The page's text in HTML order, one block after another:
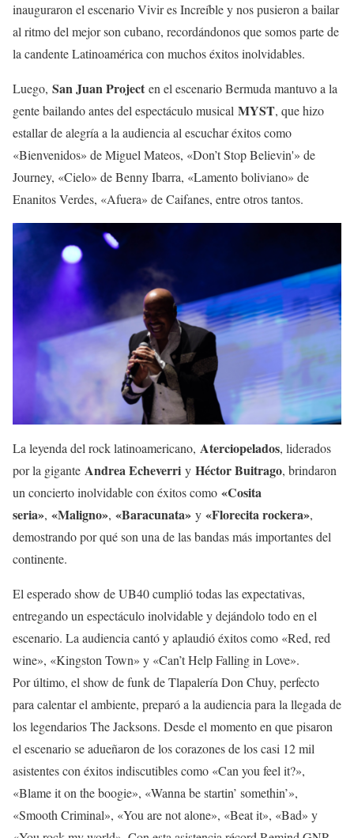
inauguraron el escenario Vivir es Increíble y nos pusieron a bailar
al ritmo del mejor son cubano, recordándonos que somos parte de
la candente Latinoamérica con muchos éxitos inolvidables.
Luego, San Juan Project en el escenario Bermuda mantuvo a la
gente bailando antes del espectáculo musical MYST, que hizo
estallar de alegría a la audiencia al escuchar éxitos como
«Bienvenidos» de Miguel Mateos, «Don’t Stop Believin'» de
Journey, «Cielo» de Benny Ibarra, «Lamento boliviano» de
Enanitos Verdes, «Afuera» de Caifanes, entre otros tantos.
La leyenda del rock latinoamericano, Aterciopelados, liderados
por la gigante Andrea Echeverri y Héctor Buitrago, brindaron
un concierto inolvidable con éxitos como «Cosita
seria», «Maligno», «Baracunata» y «Florecita rockera»,
demostrando por qué son una de las bandas más importantes del
continente.
El esperado show de UB40 cumplió todas las expectativas,
entregando un espectáculo inolvidable y dejándolo todo en el
escenario. La audiencia cantó y aplaudió éxitos como «Red, red
wine», «Kingston Town» y «Can’t Help Falling in Love».
Por último, el show de funk de Tlapalería Don Chuy, perfecto
para calentar el ambiente, preparó a la audiencia para la llegada de
los legendarios The Jacksons. Desde el momento en que pisaron
el escenario se adueñaron de los corazones de los casi 12 mil
asistentes con éxitos indiscutibles como «Can you feel it?»,
«Blame it on the boogie», «Wanna be startin’ somethin’»,
«Smooth Criminal», «You are not alone», «Beat it», «Bad» y